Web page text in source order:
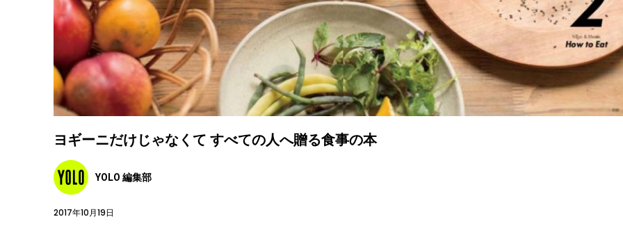
ヨギーニだけじゃなくて すべての人へ贈る食事の本
YOLO 編集部
2017年10月19日